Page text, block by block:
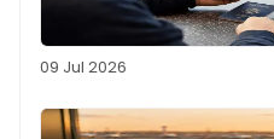
09 Jul 2026